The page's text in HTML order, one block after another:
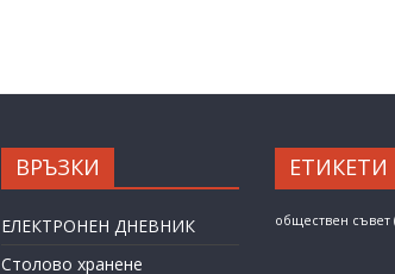
ВРЪЗКИ
ЕЛЕКТРОНЕН ДНЕВНИК
Столово хранене
ЕТИКЕТИ
обществен съвет